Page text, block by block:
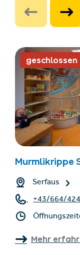
geschlossen
Murmlikrippe
Serfaus
+43/664/
Mehr